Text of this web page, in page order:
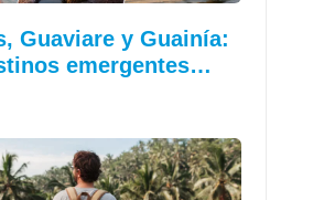
Guaviare y Guainía:
emergentes…